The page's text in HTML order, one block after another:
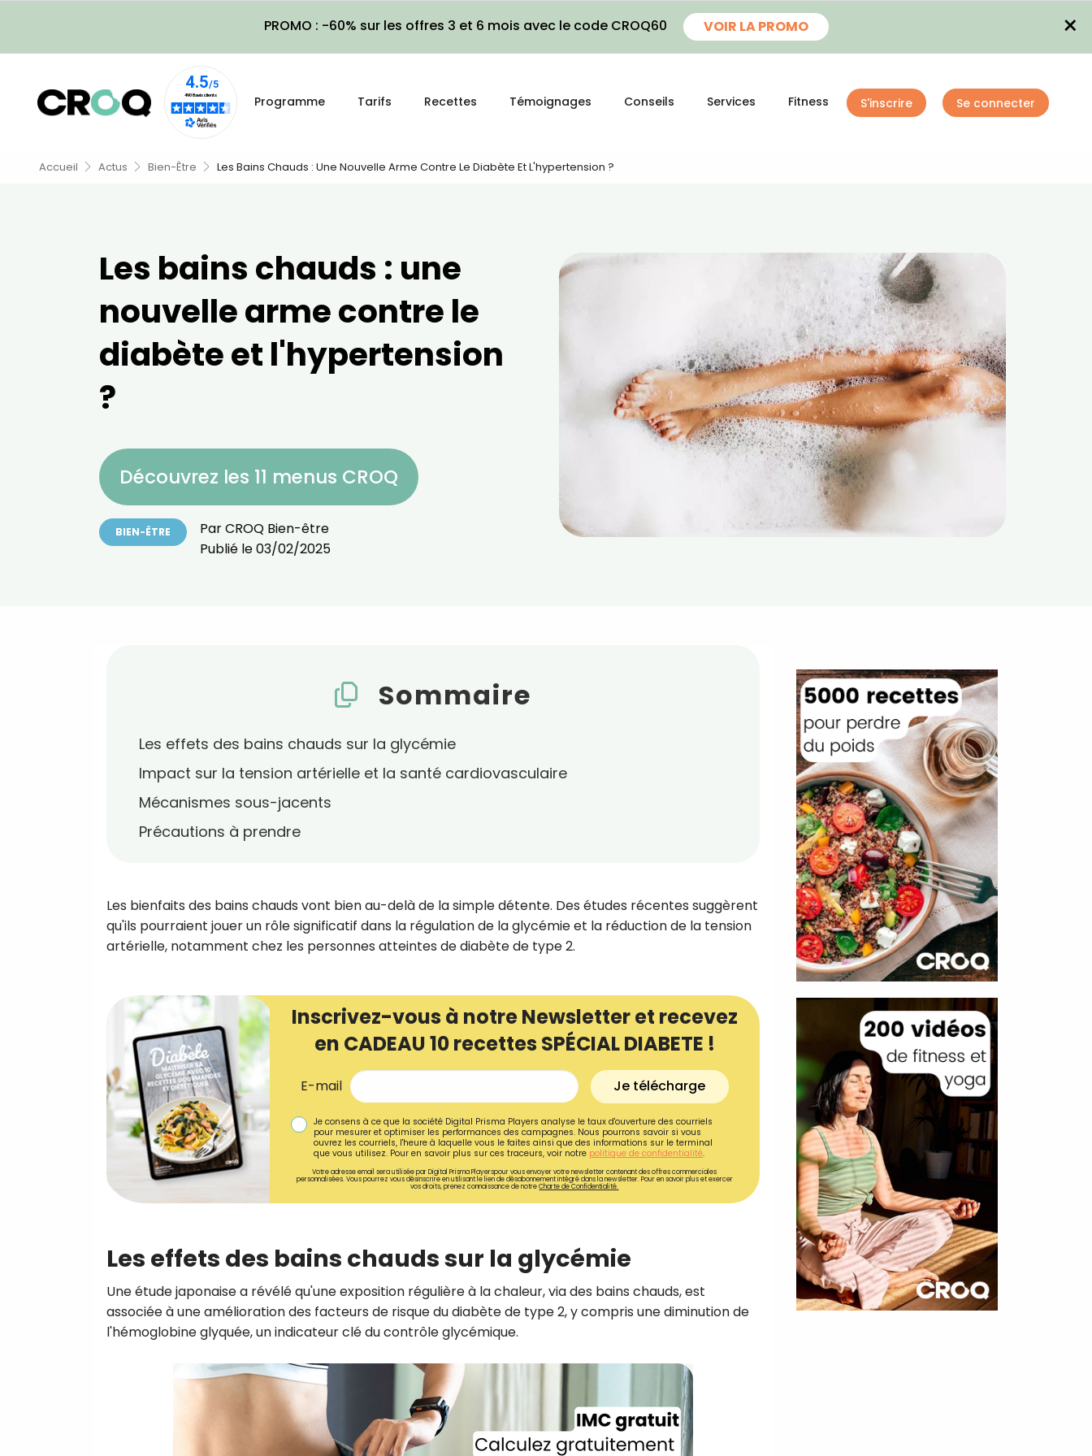
PROMO : -60% sur les offres 3 et 6 mois avec le code CROQ60 VOIR LA PROMO ×
Programme Tarifs Recettes Témoignages Conseils Services Fitness S'inscrire Se connecter
Accueil Actus Bien-Être Les Bains Chauds : Une Nouvelle Arme Contre Le Diabète Et L'hypertension ?
Les bains chauds : une
nouvelle arme contre le
diabète et l'hypertension
?
Découvrez les 11 menus CROQ
BIEN-ÊTRE ParCROQ Bien-être
Publié le03/02/2025
Sommaire
Les effets des bains chauds sur la glycémie
Impact sur la tension artérielle et la santé cardiovasculaire
Mécanismes sous-jacents
Précautions à prendre
Les bienfaits des bains chauds vont bien au-delà de la simple détente. Des études récentes suggèrent
qu'ils pourraient jouer un rôle significatif dans la régulation de la glycémie et la réduction de la tension
artérielle, notamment chez les personnes atteintes de diabète de type 2.
Inscrivez-vous à notre Newsletter et recevez
en CADEAU 10 recettes SPÉCIAL DIABETE !
E-mail Je télécharge
Je consens à ce que la société Digital Prisma Players analyse le taux d'ouverture des courriels
pour mesurer et optimiser les performances des campagnes. Nous pourrons savoir si vous
ouvrez les courriels, l'heure à laquelle vous le faites ainsi que des informations sur le terminal
que vous utilisez. Pour en savoir plus sur ces traceurs, voir notre politique de confidentialité.
Votre adresse email sera utilisée par Digital Prisma Playerspour vous envoyer votre newsletter contenant des offres commerciales
personnalisées. Vous pourrez vous désinscrire en utilisant le lien de désabonnement intégré dans la newsletter. Pour en savoir plus et exercer
vos droits, prenez connaissance de notreCharte de Confidentialité.
Les effets des bains chauds sur la glycémie
Une étude japonaise a révélé qu'une exposition régulière à la chaleur, via des bains chauds, est
associée à une amélioration des facteurs de risque du diabète de type 2, y compris une diminution de
l'hémoglobine glyquée, un indicateur clé du contrôle glycémique.
Recevez gratuitement 10
de nos meilleures recettes
spécial diabète !
Ainsi que la newsletter promotionnelle de